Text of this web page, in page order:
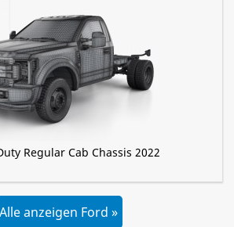
Regular Cab Chassis 2022
Alle anzeigen Ford »